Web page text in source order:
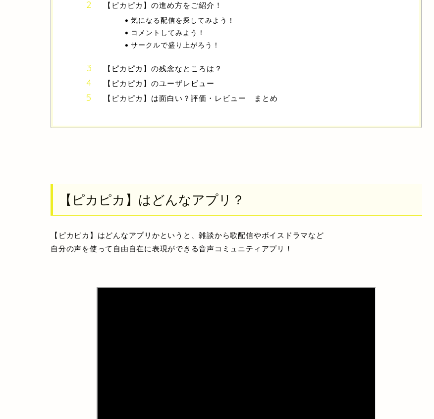
【ピカピカ】の進め方をご紹介！
気になる配信を探してみよう！
コメントしてみよう！
サークルで盛り上がろう！
【ピカピカ】の残念なところは？
【ピカピカ】のユーザレビュー
【ピカピカ】は面白い？評価・レビュー まとめ
【ピカピカ】はどんなアプリ？
【ピカピカ】 はどんなアプリかというと、雑談から歌配信やボイスドラマなど
自分の声を使って自由自在に表現ができる音声コミュニティアプリ！